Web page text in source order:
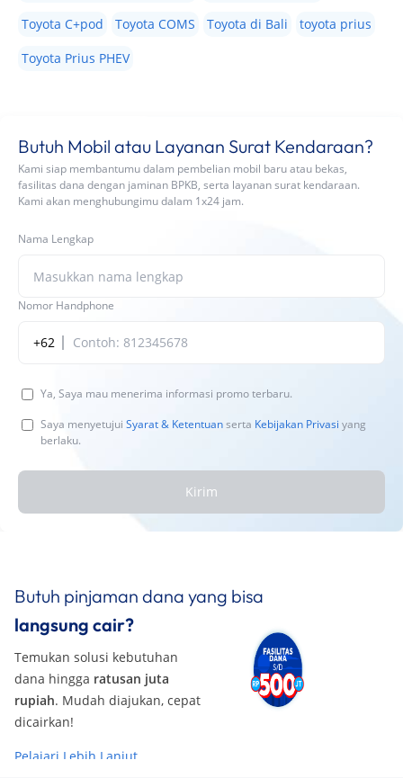
Toyota C+pod
Toyota COMS Toyota di Bali
toyota prius
Toyota Prius PHEV
Butuh Mobil atau Layanan Surat Kendaraan?
Kami siap membantumu dalam pembelian mobil baru atau bekas,
fasilitas dana dengan jaminan BPKB, serta layanan surat kendaraan.
Kami akan menghubungimu dalam 1x24 jam.
Nama Lengkap
Nomor Handphone
+62
Ya, Saya mau menerima informasi promo terbaru.
Saya menyetujui Syarat & Ketentuanserta Kebijakan Privasi yang
berlaku.
Kirim
Butuh pinjaman dana yang bisa
langsung cair?
Temukan solusi kebutuhan
dana hingga ratusan juta
rupiah. Mudah diajukan, cepat
dicairkan!
Pelajari Lebih Lanjut